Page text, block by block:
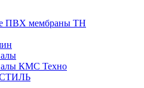
ПВХ мембраны ТН
КМС Техно